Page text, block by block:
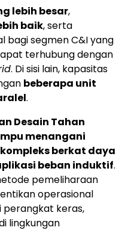
lebih besar,
baik, serta
bagi segmen C&I yang
terhubung dengan
. Di sisi lain, kapasitas
beberapa unit
.
Desain Tahan
menangani
berkat daya
beban induktif.
pemeliharaan
operasional
perangkat keras,
lingkungan